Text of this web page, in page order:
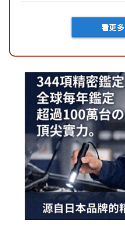
「Mega C...
看更多